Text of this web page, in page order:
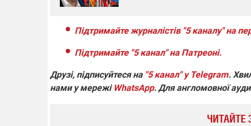
Підтримайте журналістів "5 каналу" на
Підтримайте "5 канал" на Патреоні.
Друзі, підписуйтеся на "5 канал" у Telegram.
нами у мережі WhatsApp. Для англомовної